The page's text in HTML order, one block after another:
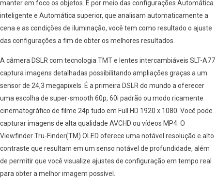
manter em foco os objetos. E por meio das configurações Automática
inteligente e Automática superior, que analisam automaticamente a
cena e as condições de iluminação, você tem como resultado o ajuste
das configurações a fim de obter os melhores resultados.
A câmera DSLR com tecnologia TMT e lentes intercambiáveis SLT-A77
captura imagens detalhadas possibilitando ampliações graças a um
sensor de 24,3 megapixels. É a primeira DSLR do mundo a oferecer
uma escolha de super-smooth 60p, 60i padrão ou modo ricamente
cinematográfico de filme 24p tudo em Full HD 1920 x 1080. Você pode
capturar imagens de alta qualidade AVCHD ou vídeos MP4. O
Viewfinder Tru-Finder(TM) OLED oferece uma notável resolução e alto
contraste que resultam em um senso notável de profundidade, além
de permitir que você visualize ajustes de configuração em tempo real
para obter a melhor imagem possível.